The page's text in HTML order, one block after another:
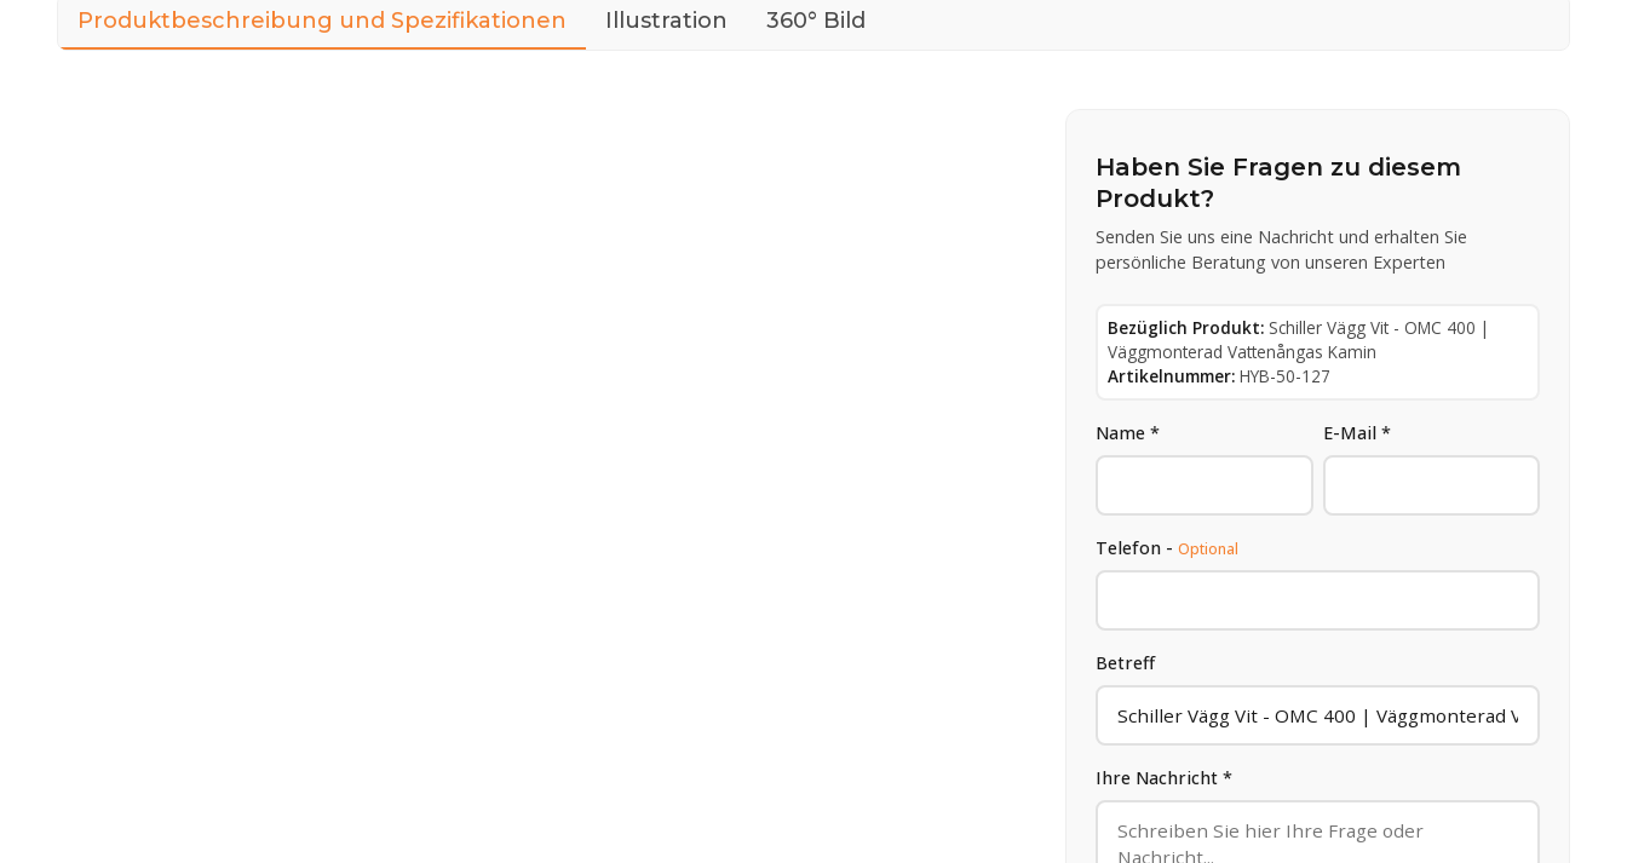
Produktbeschreibung und Spezifikationen Illustration 360° Bild
Haben Sie Fragen zu diesem
Produkt?
Senden Sie uns eine Nachricht und erhalten Sie
persönliche Beratung von unseren Experten
Bezüglich Produkt: Schiller Vägg Vit - OMC 400 |
Väggmonterad Vattenångas Kamin
Artikelnummer: HYB-50-127
Name * E-Mail *
Telefon -Optional
Betreff
Ihre Nachricht *